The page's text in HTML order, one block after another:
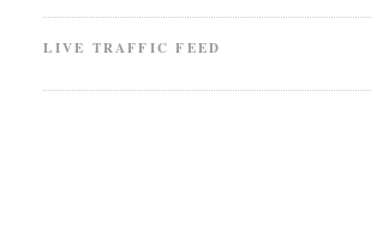
LIVE TRAFFIC FEED